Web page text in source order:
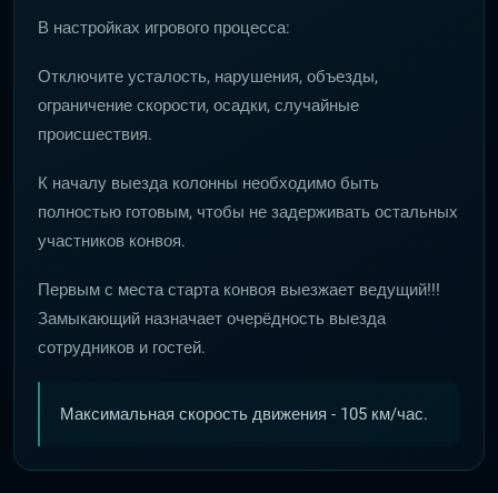
В настройках игрового процесса:
Отключите усталость, нарушения, объезды,
ограничение скорости, осадки, случайные
происшествия.
К началу выезда колонны необходимо быть
полностью готовым, чтобы не задерживать остальных
участников конвоя.
Первым с места старта конвоя выезжает ведущий!!!
Замыкающий назначает очерёдность выезда
сотрудников и гостей.
Максимальная скорость движения - 105 км/час.